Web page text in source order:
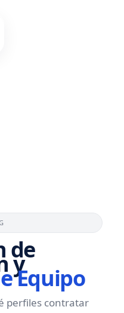
de
y
Equipo
perfiles contratar